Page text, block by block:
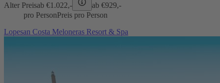
Alter Preisab €1.022,- ab €929,-
pro PersonPreis pro Person
Lopesan Costa Meloneras Resort & Spa